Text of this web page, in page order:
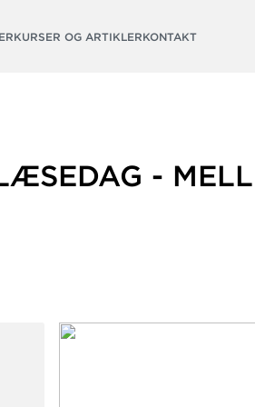
KURSER OG ARTIKLERKONTAKT
-